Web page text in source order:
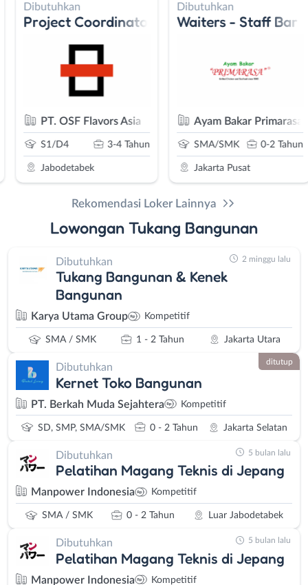
Dibutuhkan
Project Coordinator
PT. OSF Flavors Asia
S1/D4 3-4 Tahun
Jabodetabek
Dibutuhkan
Waiters - Staff Bar
Ayam Bakar Primarasa
SMA/SMK 0-2 Tahun
Jakarta Pusat
Rekomendasi Loker Lainnya
Lowongan Tukang Bangunan
Dibutuhkan
Tukang Bangunan & Kenek
Bangunan
Karya Utama Group Kompetitif
SMA / SMK 1 - 2 Tahun Jakarta Utara
2 minggu lalu
Dibutuhkan
Kernet Toko Bangunan
PT. Berkah Muda Sejahtera Kompetitif
SD, SMP, SMA/SMK 0 - 2 Tahun Jakarta Selatan
ditutup
Dibutuhkan
Pelatihan Magang Teknis di Jepang
Manpower Indonesia Kompetitif
SMA / SMK 0 - 2 Tahun Luar Jabodetabek
5 bulan lalu
Dibutuhkan
Pelatihan Magang Teknis di Jepang
Manpower Indonesia Kompetitif
5 bulan lalu